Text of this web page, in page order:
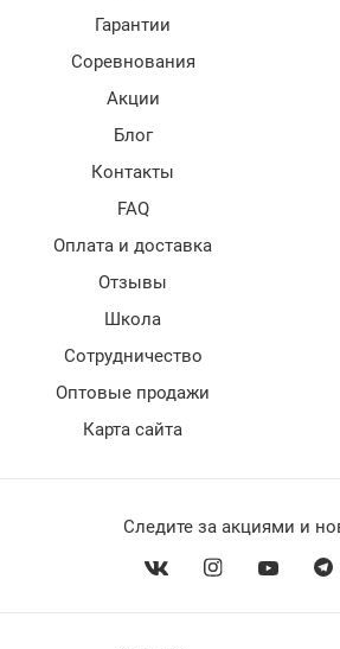
Гарантии
Соревнования
Акции
Блог
Контакты
FAQ
Оплата и доставка
Отзывы
Школа
Сотрудничество
Оптовые продажи
Карта сайта
Следите за акциями и